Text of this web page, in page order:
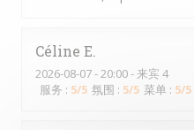
Céline E
2026-08-07- 20:00 - 来宾 4
服务 : 5/5 氛围 : 5/5 菜单 : 5/5